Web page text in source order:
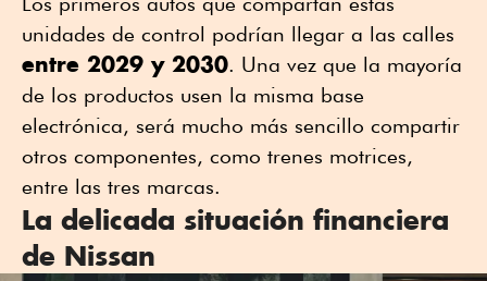
unidades de control podrían llegar a las calles
entre 2029 y 2030. Una vez que la mayoría
de los productos usen la misma base
electrónica, será mucho más sencillo compartir
otros componentes, como trenes motrices,
entre las tres marcas.
La delicada situación financiera
de Nissan